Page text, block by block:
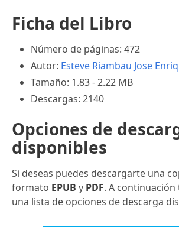
Ficha del Libro
Número de páginas: 472
Autor: Esteve Riambau Jose
Tamaño: 1.83 - 2.22 MB
Descargas: 2140
Opciones de
disponibles
Si deseas puedes descargarte una
formato EPUB y PDF. A
una lista de opciones de descarga